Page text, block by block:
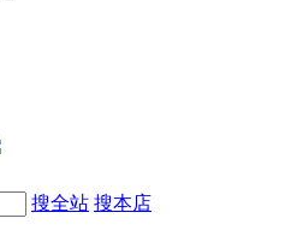
搜全站 搜本店